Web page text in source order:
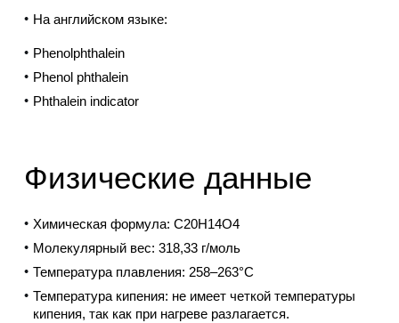
На английском языке:
Phenolphthalein
Phenol phthalein
Phthalein indicator
Физические данные
Химическая формула: C20H14O4
Молекулярный вес: 318,33 г/моль
Температура плавления: 258–263°C
Температура кипения: не имеет четкой температуры
кипения, так как при нагреве разлагается.